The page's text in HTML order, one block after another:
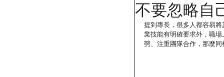
不要忽略自
提到專長，很多人都容易
業技能有明確要求外，職
勞、注重團隊合作，那麼